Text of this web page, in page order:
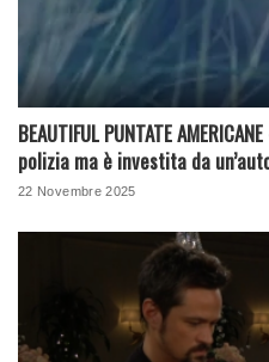
BEAUTIFUL PUNTATE
polizia ma è investita da
22 Novembre 2025